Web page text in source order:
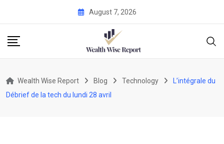
content
August 7, 2026
Wealth Wise Report Blog Technology
L’intégrale du
Débrief de la tech du lundi 28 avril